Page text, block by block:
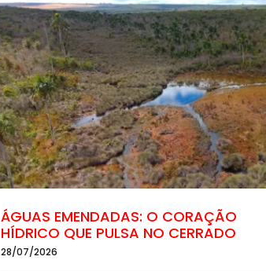
ÁGUAS EMENDADAS: O CORAÇÃO
HÍDRICO QUE PULSA NO CERRADO
28/07/2026